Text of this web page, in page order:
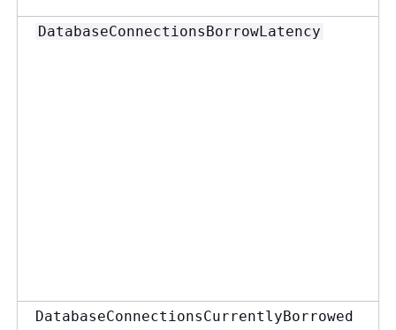
DatabaseConnectionsBorrowLatency
DatabaseConnectionsCurrentlyBorrowed